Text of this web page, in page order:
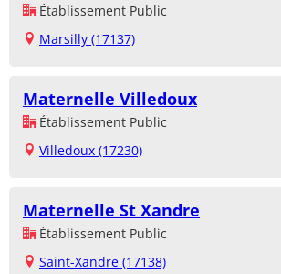
Établissement Public
Marsilly (17137)
Maternelle Villedoux
Établissement Public
Villedoux (17230)
Maternelle St Xandre
Établissement Public
Saint-Xandre (17138)